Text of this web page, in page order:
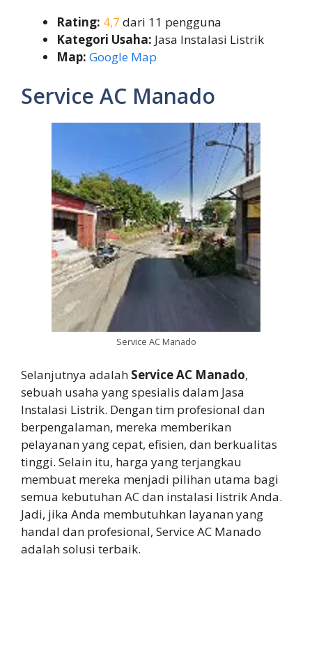
Rating: 4,7 dari 11 pengguna
Kategori Usaha: Jasa Instalasi Listrik
Map: Google Map
Service AC Manado
Service AC Manado
Selanjutnya adalah Service AC Manado,
sebuah usaha yang spesialis dalam Jasa
Instalasi Listrik. Dengan tim profesional dan
berpengalaman, mereka memberikan
pelayanan yang cepat, efisien, dan berkualitas
tinggi. Selain itu, harga yang terjangkau
membuat mereka menjadi pilihan utama bagi
semua kebutuhan AC dan instalasi listrik Anda.
Jadi, jika Anda membutuhkan layanan yang
handal dan profesional, Service AC Manado
adalah solusi terbaik.